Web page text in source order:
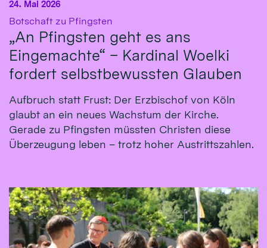
Botschaft zu Pfingsten
„An Pfingsten geht es ans
Eingemachte“ – Kardinal Woelki
fordert selbstbewussten Glauben
24. Mai 2026
Aufbruch statt Frust: Der Erzbischof von Köln
glaubt an ein neues Wachstum der Kirche.
Gerade zu Pfingsten müssten Christen diese
Überzeugung leben – trotz hoher Austrittszahlen.